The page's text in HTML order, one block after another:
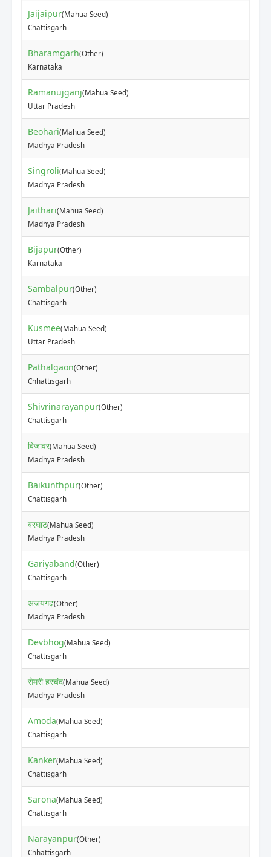
Jaijaipur(Mahua Seed)
Chattisgarh
Bharamgarh(Other)
Karnataka
Ramanujganj(Mahua Seed)
Uttar Pradesh
Beohari(Mahua Seed)
Madhya Pradesh
Singroli(Mahua Seed)
Madhya Pradesh
Jaithari(Mahua Seed)
Madhya Pradesh
Bijapur(Other)
Karnataka
Sambalpur(Other)
Chattisgarh
Kusmee(Mahua Seed)
Uttar Pradesh
Pathalgaon(Other)
Chhattisgarh
Shivrinarayanpur(Other)
Chattisgarh
बिजावर(Mahua Seed)
Madhya Pradesh
Baikunthpur(Other)
Chattisgarh
बरघाट(Mahua Seed)
Madhya Pradesh
Gariyaband(Other)
Chattisgarh
अजयगढ़(Other)
Madhya Pradesh
Devbhog(Mahua Seed)
Chattisgarh
सेमरी हरचंद(Mahua Seed)
Madhya Pradesh
Amoda(Mahua Seed)
Chattisgarh
Kanker(Mahua Seed)
Chattisgarh
Sarona(Mahua Seed)
Chattisgarh
Narayanpur(Other)
Chhattisgarh